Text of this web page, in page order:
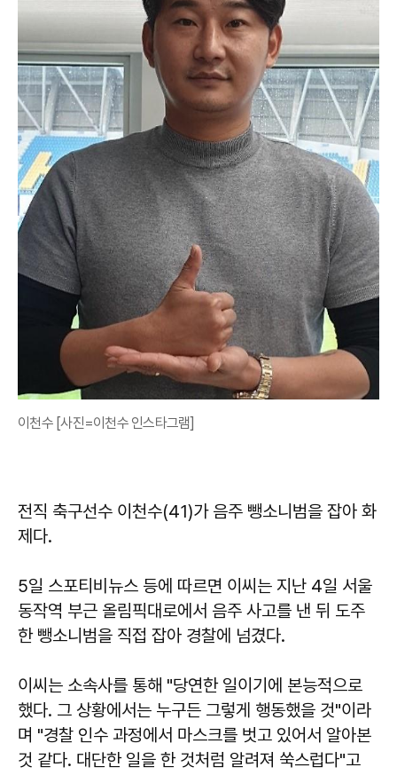
이천수 [사진=이천수 인스타그램]
전직 축구선수 이천수(41)가 음주 뺑소니범을 잡아 화
제다.
5일 스포티비뉴스 등에 따르면 이씨는 지난 4일 서울
동작역 부근 올림픽대로에서 음주 사고를 낸 뒤 도주
한 뺑소니범을 직접 잡아 경찰에 넘겼다.
이씨는 소속사를 통해 "당연한 일이기에 본능적으로
했다. 그 상황에서는 누구든 그렇게 행동했을 것"이라
며 "경찰 인수 과정에서 마스크를 벗고 있어서 알아본
것 같다. 대단한 일을 한 것처럼 알려져 쑥스럽다"고